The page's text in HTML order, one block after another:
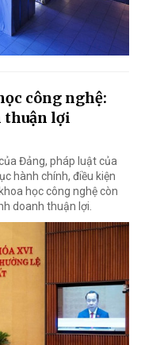
công nghệ:
thuận lợi
Đảng, pháp luật của
hành chính, điều kiện
học công nghệ còn
doanh thuận lợi.